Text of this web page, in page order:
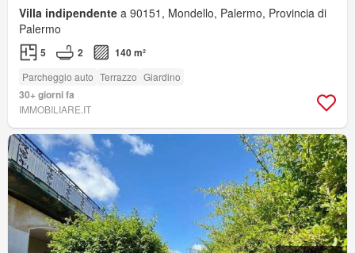
Villa indipendente a 90151, Mondello, Palermo, Provincia di
Palermo
5 2 140 m²
Parcheggio auto Terrazzo Giardino
30+ giorni fa
IMMOBILIARE.IT